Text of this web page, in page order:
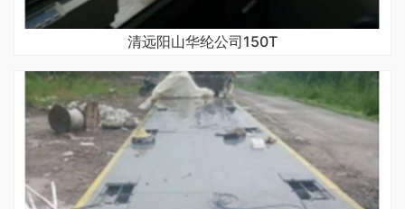
清远阳山华纶公司150T